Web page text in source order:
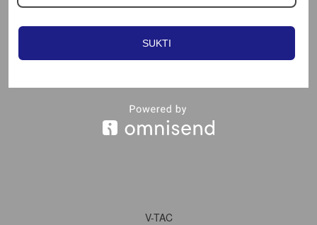
Filter
Į KREPŠELĮ
V-TAC
SUKTI